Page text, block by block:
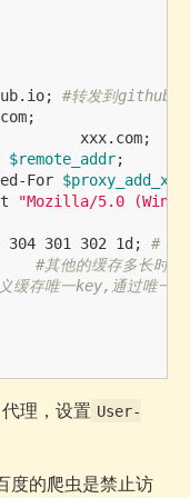
;
#转发到github
;
xxx.com
;
$remote_addr;
For
"Mozilla/5.0
304 301 302 1d
;
# 对
#其他的缓存多长时
缓存唯一key,通过唯一
理，设置 User-
度的爬虫是禁止访